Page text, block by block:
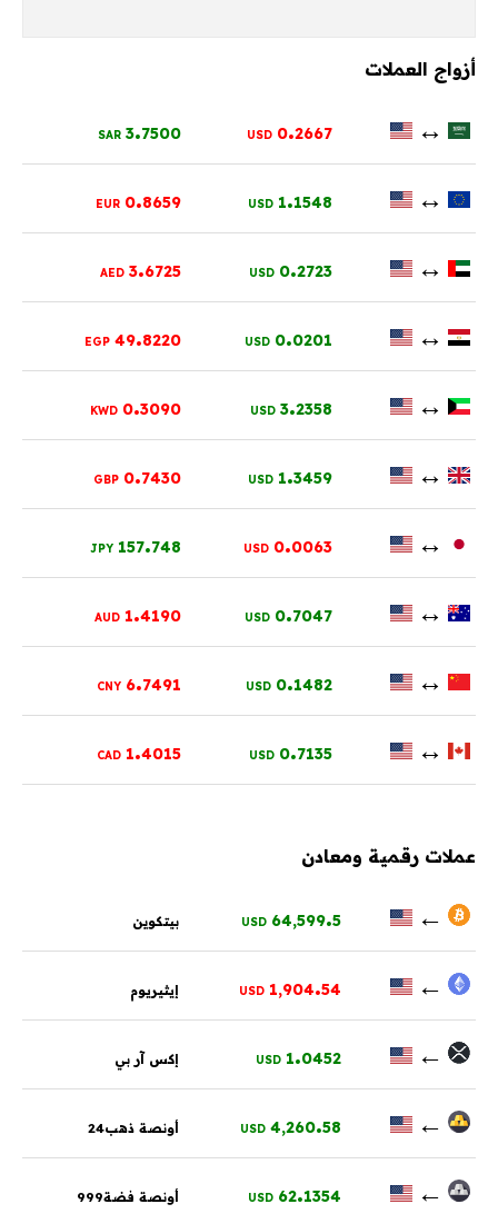
أزواج العملات
↔
0.2667
USD
3.7500
SAR
↔
1.1548
USD
0.8659
EUR
↔
0.2723
USD
3.6725
AED
↔
0.0201
USD
49.8220
EGP
↔
3.2358
USD
0.3090
KWD
↔
1.3459
USD
0.7430
GBP
↔
0.0063
USD
157.748
JPY
↔
0.7047
USD
1.4190
AUD
↔
0.1482
USD
6.7491
CNY
↔
0.7135
USD
1.4015
CAD
عملات رقمية ومعادن
←
64,599.5
USD بيتكوين
←
1,904.54
USD إيثيريوم
←
1.0452
USD إكس آر بي
←
4,260.58
USD أونصة ذهب24
←
62.1354
USD أونصة فضة999